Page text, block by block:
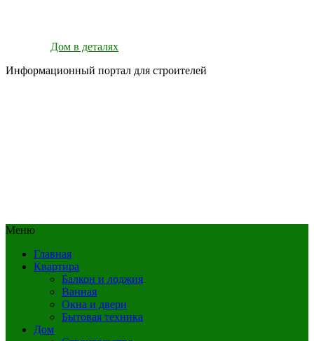
Дом в деталях
Информационный портал для строителей
Меню
Главная
Квартира
Балкон и лоджия
Ванная
Окна и двери
Бытовая техника
Дом